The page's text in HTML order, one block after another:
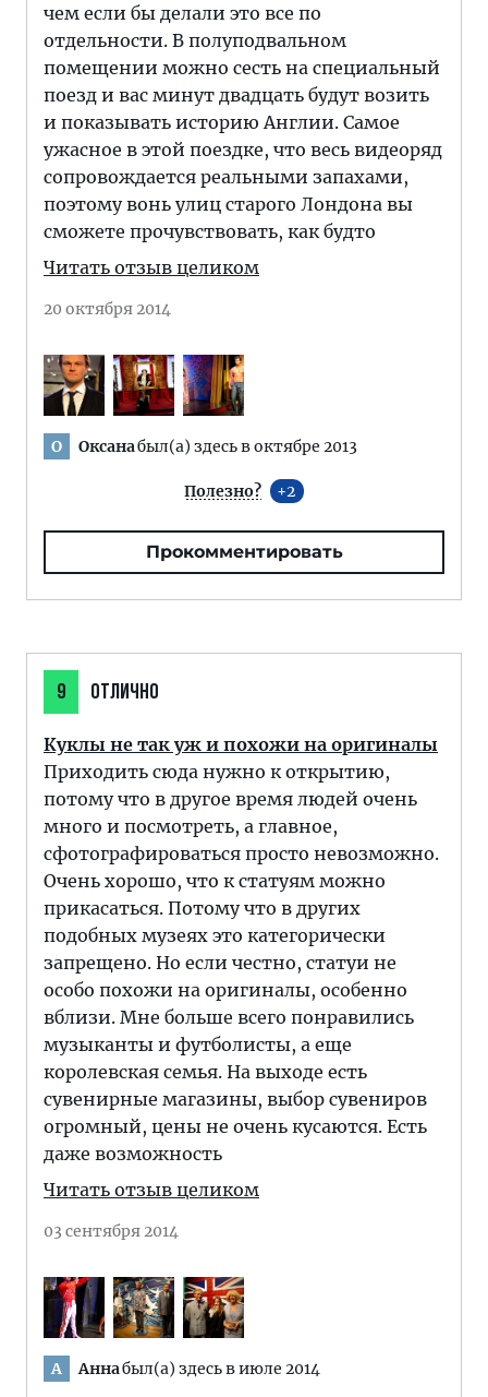
чем если бы делали это все по
отдельности. В полуподвальном
помещении можно сесть на специальный
поезд и вас минут двадцать будут возить
и показывать историю Англии. Самое
ужасное в этой поездке, что весь видеоряд
сопровождается реальными запахами,
поэтому вонь улиц старого Лондона вы
сможете прочувствовать, как будто
Читать отзыв целиком
20 октября 2014
О Оксанабыл(а) здесь в октябре 2013
Полезно? 2
Прокомментировать
9 ОТЛИЧНО
Куклы не так уж и похожи на оригиналы
Приходить сюда нужно к открытию,
потому что в другое время людей очень
много и посмотреть, а главное,
сфотографироваться просто невозможно.
Очень хорошо, что к статуям можно
прикасаться. Потому что в других
подобных музеях это категорически
запрещено. Но если честно, статуи не
особо похожи на оригиналы, особенно
вблизи. Мне больше всего понравились
музыканты и футболисты, а еще
королевская семья. На выходе есть
сувенирные магазины, выбор сувениров
огромный, цены не очень кусаются. Есть
даже возможность
Читать отзыв целиком
03 сентября 2014
А Аннабыл(а) здесь в июле 2014